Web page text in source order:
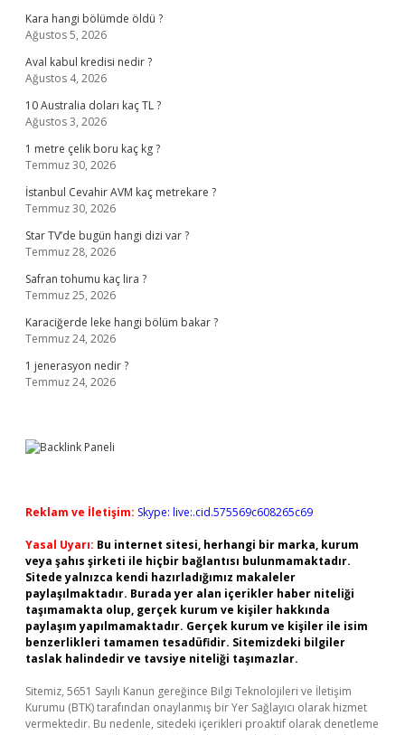
Kara hangi bölümde öldü ?
Ağustos 5, 2026
Aval kabul kredisi nedir ?
Ağustos 4, 2026
10 Australia doları kaç TL ?
Ağustos 3, 2026
1 metre çelik boru kaç kg ?
Temmuz 30, 2026
İstanbul Cevahir AVM kaç metrekare ?
Temmuz 30, 2026
Star TV’de bugün hangi dizi var ?
Temmuz 28, 2026
Safran tohumu kaç lira ?
Temmuz 25, 2026
Karaciğerde leke hangi bölüm bakar ?
Temmuz 24, 2026
1 jenerasyon nedir ?
Temmuz 24, 2026
Reklam ve İletişim: Skype: live:.cid.575569c608265c69
Yasal Uyarı: Bu internet sitesi, herhangi bir marka, kurum
veya şahıs şirketi ile hiçbir bağlantısı bulunmamaktadır.
Sitede yalnızca kendi hazırladığımız makaleler
paylaşılmaktadır. Burada yer alan içerikler haber niteliği
taşımamakta olup, gerçek kurum ve kişiler hakkında
paylaşım yapılmamaktadır. Gerçek kurum ve kişiler ile isim
benzerlikleri tamamen tesadüfidir. Sitemizdeki bilgiler
taslak halindedir ve tavsiye niteliği taşımazlar.
Sitemiz, 5651 Sayılı Kanun gereğince Bilgi Teknolojileri ve İletişim
Kurumu (BTK) tarafından onaylanmış bir Yer Sağlayıcı olarak hizmet
vermektedir. Bu nedenle, sitedeki içerikleri proaktif olarak denetleme